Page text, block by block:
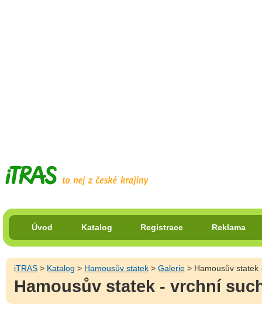
Úvod Katalog Registrace Reklama
iTRAS > Katalog > Hamousův statek >Galerie > Hamousův
Hamousův statek - vrchní